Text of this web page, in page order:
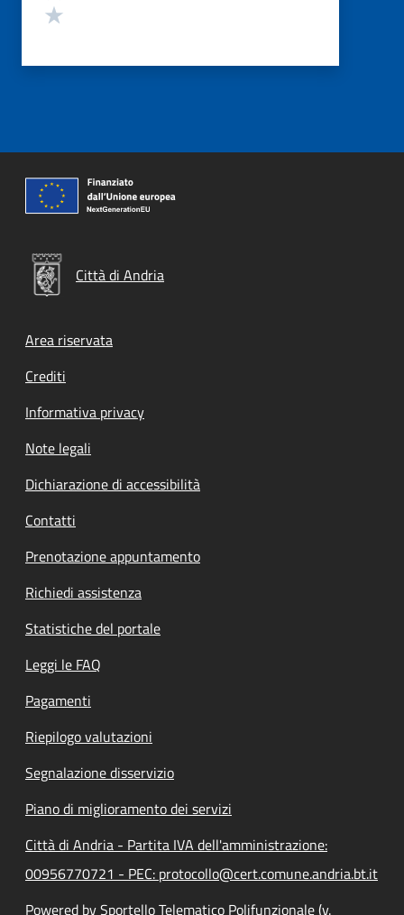
Città di Andria
Footer menu
Area riservata
Crediti
Informativa privacy
Note legali
Dichiarazione di accessibilità
Contatti
Prenotazione appuntamento
Richiedi assistenza
Statistiche del portale
Leggi le FAQ
Pagamenti
Riepilogo valutazioni
Segnalazione disservizio
Piano di miglioramento dei servizi
Città di Andria - Partita IVA dell'amministrazione:
00956770721 - PEC: protocollo@cert.comune.andria.bt.it
Powered by Sportello Telematico Polifunzionale (v.